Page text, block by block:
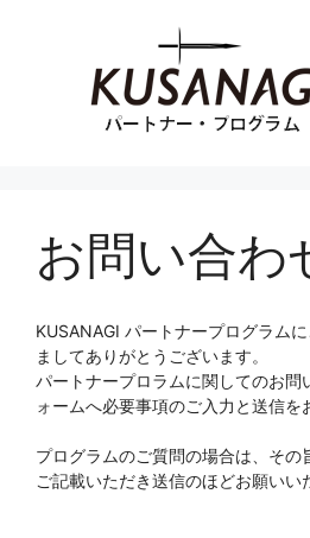
お問い合わ
KUSANAGI パートナープログラム​
ましてありがとうございます。
パートナープロラムに関してのお問
ォームへ必要事項のご入力と送信を
プログラムのご質問の場合は、その
ご記載いただき送信のほどお願いい